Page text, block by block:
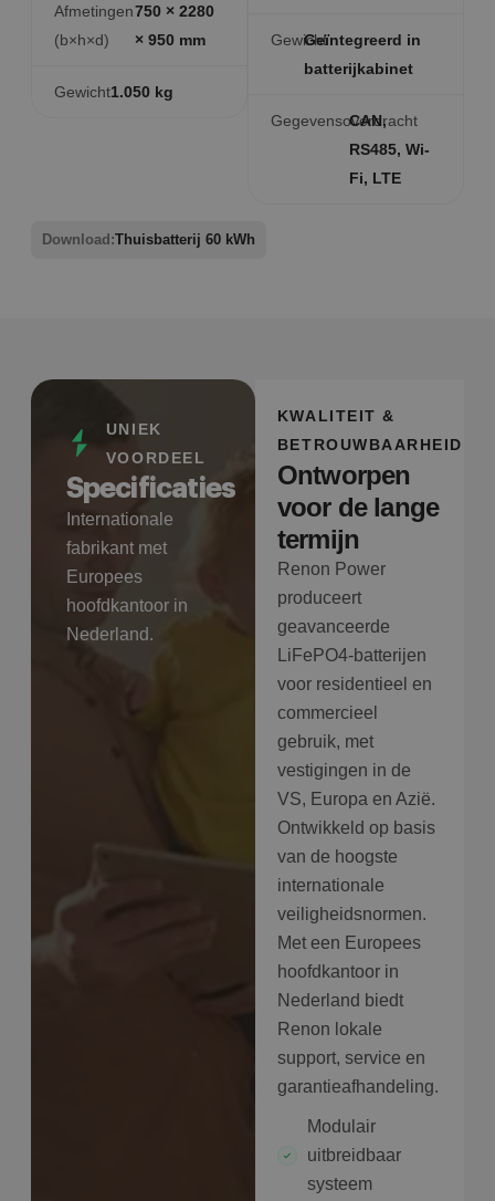
Afmetingen
(b×h×d)
750 × 2280
× 950 mm
Gewicht1.050 kg
GewichtGeïntegreerd in
batterijkabinet
Gegevensoverdracht
CAN,
RS485, Wi-
Fi, LTE
Download:Thuisbatterij 60 kWh
UNIEK
VOORDEEL
Specificaties
Internationale
fabrikant met
Europees
hoofdkantoor in
Nederland.
KWALITEIT &
BETROUWBAARHEID
Ontworpen
voor de lange
termijn
Renon Power
produceert
geavanceerde
LiFePO4-batterijen
voor residentieel en
commercieel
gebruik, met
vestigingen in de
VS, Europa en Azië.
Ontwikkeld op basis
van de hoogste
internationale
veiligheidsnormen.
Met een Europees
hoofdkantoor in
Nederland biedt
Renon lokale
support, service en
garantieafhandeling.
Modulair
uitbreidbaar
systeem